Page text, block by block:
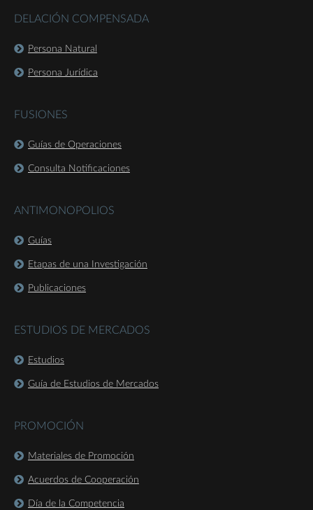
DELACIÓN COMPENSADA
Persona Natural
Persona Jurídica
FUSIONES
Guías de Operaciones
Consulta Notificaciones
ANTIMONOPOLIOS
Guías
Etapas de una Investigación
Publicaciones
ESTUDIOS DE MERCADOS
Estudios
Guía de Estudios de Mercados
PROMOCIÓN
Materiales de Promoción
Acuerdos de Cooperación
Día de la Competencia